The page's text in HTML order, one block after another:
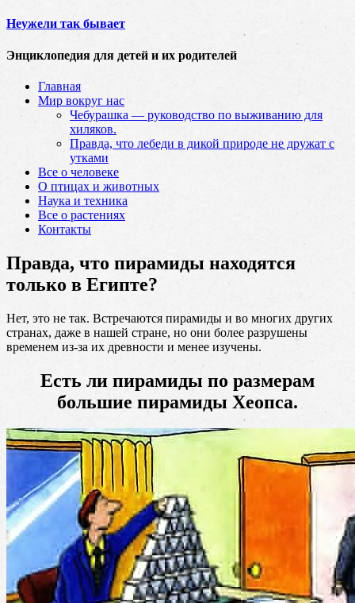
Неужели так бывает
Энциклопедия для детей и их родителей
Главная
Мир вокруг нас
Чебурашка — руководство по выживанию для
хиляков.
Правда, что лебеди в дикой природе не дружат с
утками
Все о человеке
О птицах и животных
Наука и техника
Все о растениях
Контакты
Правда, что пирамиды находятся
только в Египте?
Нет, это не так. Встречаются пирамиды и во многих других
странах, даже в нашей стране, но они более разрушены
временем из-за их древности и менее изучены.
Есть ли пирамиды по размерам
большие пирамиды Хеопса.